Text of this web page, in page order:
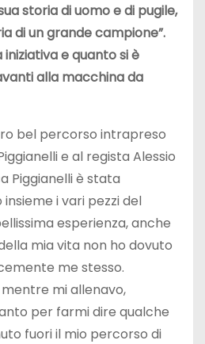
storia di uomo e di pugile,
di un grande campione”.
e quanto si è
alla macchina da
bel percorso intrapreso
e al regista Alessio
Piggianelli è stata
insieme i vari pezzi del
esperienza, anche
mia vita non ho dovuto
me stesso.
mi allenavo,
per farmi dire qualche
fuori il mio percorso di